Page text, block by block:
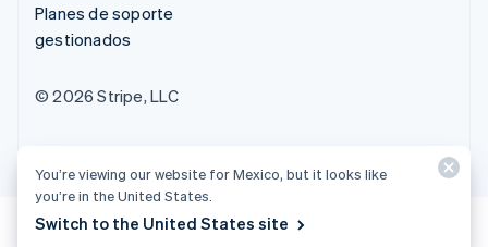
Planes de soporte
gestionados
© 2026 Stripe, LLC
You’re viewing our website for Mexico, but it looks like
you’re in the United States.
Switch to the United States site